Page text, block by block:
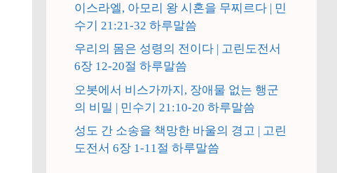
이스라엘, 아모리 왕 시혼을 무찌르다 | 민
수기 21:21-32 하루말씀
우리의 몸은 성령의 전이다 | 고린도전서
6장 12-20절 하루말씀
오봇에서 비스가까지, 장애물 없는 행군
의 비밀 | 민수기 21:10-20 하루말씀
성도 간 소송을 책망한 바울의 경고 | 고린
도전서 6장 1-11절 하루말씀